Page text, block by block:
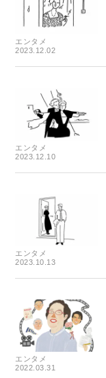
エンタメ
2023.12.02
エンタメ
2023.12.10
エンタメ
2023.10.13
エンタメ
2022.03.31